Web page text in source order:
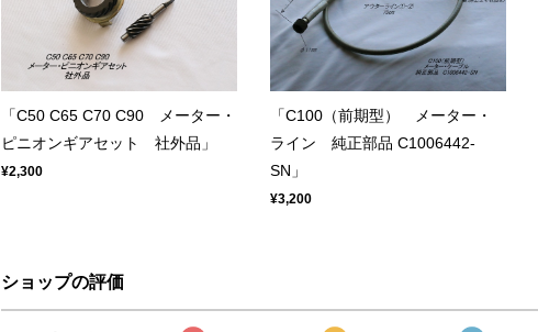
「C50 C65 C70 C90 メーター・
ピニオンギアセット 社外品」
¥2,300
「C100（前期型） メーター・
ライン 純正部品 C1006442-
SN」
¥3,200
ショップの評価